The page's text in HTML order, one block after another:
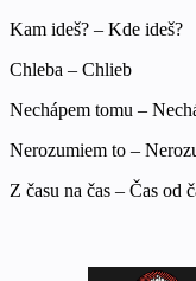
Kam ideš? – Kde ideš?
Chleba – Chlieb
Nechápem tomu –
Nerozumiem to –
Z času na čas – Čas od